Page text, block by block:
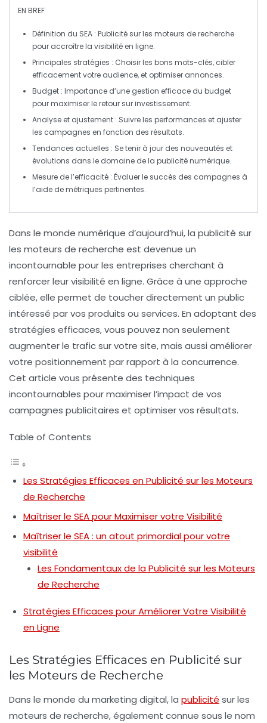
EN BREF
Définition du SEA : Publicité sur les moteurs de recherche
pour accroître la visibilité en ligne.
Principales stratégies : Choisir les bons mots-clés, cibler
efficacement votre audience, et optimiser annonces.
Budget : Importance d’une gestion efficace du budget
pour maximiser leretour sur investissement.
Analyse et ajustement : Suivre les performances et ajuster
les campagnes en fonction des résultats.
Tendances actuelles : Se tenir à jour des nouveautés et
évolutions dans le domaine de la publicité numérique.
Mesure de l’efficacité : Évaluer le succès des campagnes à
l’aide demétriques pertinentes.
Dans le monde numérique d’aujourd’hui, la publicité sur
les moteurs de recherche est devenue un
incontournable pour les entreprises cherchant à
renforcer leurvisibilité en ligne. Grâce à une approche
ciblée, elle permet de toucher directement un public
intéressé par vos produits ou services. En adoptant des
stratégies efficaces, vous pouvez non seulement
augmenter le trafic sur votre site, mais aussi améliorer
votre positionnement par rapport à la concurrence.
Cet article vous présente des techniques
incontournables pour maximiser l’impact de vos
campagnes publicitaires et optimiser vos résultats.
Table of Contents
Les Stratégies Efficaces en Publicité sur les Moteurs
de Recherche
Maîtriser le SEA pour Maximiser votre Visibilité
Maîtriser le SEA : un atout primordial pour votre
visibilité
Les Fondamentaux de la Publicité sur les Moteurs
de Recherche
Stratégies Efficaces pour Améliorer Votre Visibilité
en Ligne
Les Stratégies Efficaces en Publicité sur
les Moteurs de Recherche
Dans le monde du marketing digital, la publicité sur les
moteurs de recherche, également connue sous le nom